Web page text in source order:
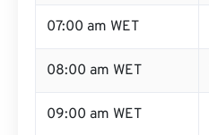
07:00 am WET
08:00 am WET
09:00 am WET